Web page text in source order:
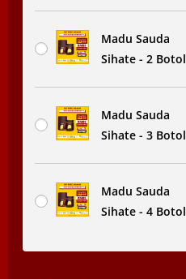
Madu Sauda
Sihate - 2 Botol
Madu Sauda
Sihate - 3 Botol
Madu Sauda
Sihate - 4 Botol